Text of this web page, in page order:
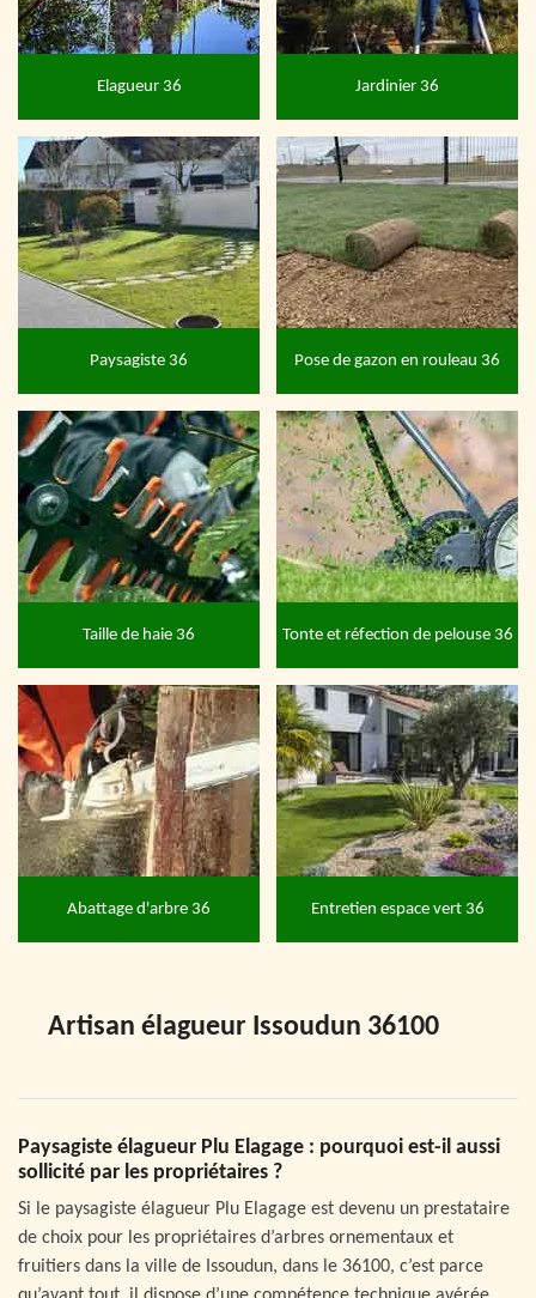
Elagueur 36 Jardinier 36
Paysagiste 36 Pose de gazon en rouleau 36
Taille de haie 36 Tonte et réfection de pelouse 36
Abattage d'arbre 36 Entretien espace vert 36
Artisan élagueur Issoudun 36100
Paysagiste élagueur Plu Elagage : pourquoi est-il aussi
sollicité par les propriétaires ?
Si le paysagiste élagueur Plu Elagage est devenu un prestataire
de choix pour les propriétaires d’arbres ornementaux et
fruitiers dans la ville de Issoudun, dans le 36100, c’est parce